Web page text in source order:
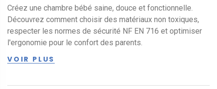
Créez une chambre bébé saine, douce et fonctionnelle.
Découvrez comment choisir des matériaux non toxiques,
respecter les normes de sécurité NF EN 716 et optimiser
l'ergonomie pour le confort des parents.
VOIR PLUS